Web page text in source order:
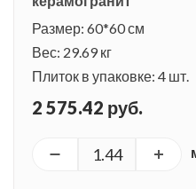
Размер: 60*60 см
Вес: 29.69 кг
Плиток в упаковке: 4 шт.
2 575.42 руб.